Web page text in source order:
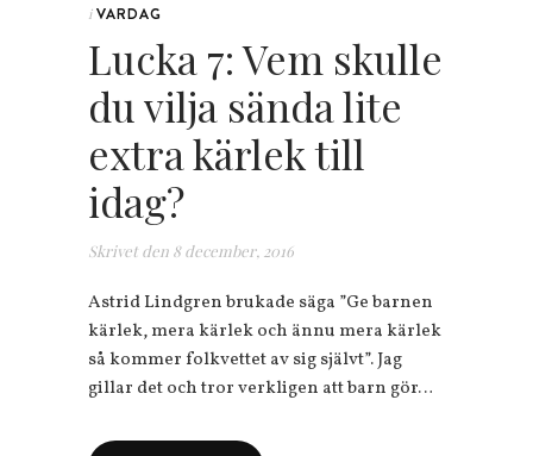
i VARDAG
Lucka 7: Vem skulle
du vilja sända lite
extra kärlek till
idag?
Skrivet den 8 december, 2016
Astrid Lindgren brukade säga ”Ge barnen
kärlek, mera kärlek och ännu mera kärlek
så kommer folkvettet av sig självt”. Jag
gillar det och tror verkligen att barn gör…